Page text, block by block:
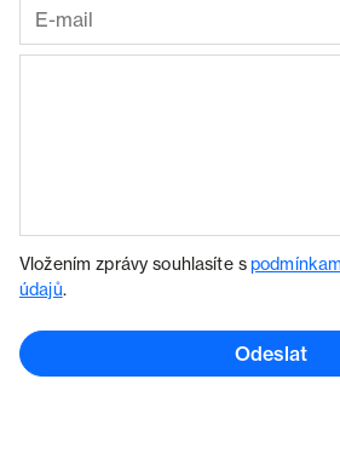
Vložením zprávy souhlasíte s
údajů.
Odeslat